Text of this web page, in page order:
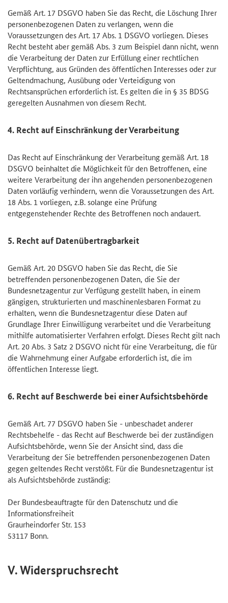
Gemäß Art. 17 DSGVO haben Sie das Recht, die Löschung Ihrer
personenbezogenen Daten zu verlangen, wenn die
Voraussetzungen des Art. 17 Abs. 1 DSGVO vorliegen. Dieses
Recht besteht aber gemäß Abs. 3 zum Beispiel dann nicht, wenn
die Verarbeitung der Daten zur Erfüllung einer rechtlichen
Verpflichtung, aus Gründen des öffentlichen Interesses oder zur
Geltendmachung, Ausübung oder Verteidigung von
Rechtsansprüchen erforderlich ist. Es gelten die in § 35 BDSG
geregelten Ausnahmen von diesem Recht.
4. Recht auf Einschränkung der Verarbeitung
Das Recht auf Einschränkung der Verarbeitung gemäß Art. 18
DSGVO beinhaltet die Möglichkeit für den Betroffenen, eine
weitere Verarbeitung der ihn angehenden personenbezogenen
Daten vorläufig verhindern, wenn die Voraussetzungen des Art.
18 Abs. 1 vorliegen, z.B. solange eine Prüfung
entgegenstehender Rechte des Betroffenen noch andauert.
5. Recht auf Datenübertragbarkeit
Gemäß Art. 20 DSGVO haben Sie das Recht, die Sie
betreffenden personenbezogenen Daten, die Sie der
Bundesnetzagentur zur Verfügung gestellt haben, in einem
gängigen, strukturierten und maschinenlesbaren Format zu
erhalten, wenn die Bundesnetzagentur diese Daten auf
Grundlage Ihrer Einwilligung verarbeitet und die Verarbeitung
mithilfe automatisierter Verfahren erfolgt. Dieses Recht gilt nach
Art. 20 Abs. 3 Satz 2 DSGVO nicht für eine Verarbeitung, die für
die Wahrnehmung einer Aufgabe erforderlich ist, die im
öffentlichen Interesse liegt.
6. Recht auf Beschwerde bei einer Aufsichtsbehörde
Gemäß Art. 77 DSGVO haben Sie - unbeschadet anderer
Rechtsbehelfe - das Recht auf Beschwerde bei der zuständigen
Aufsichtsbehörde, wenn Sie der Ansicht sind, dass die
Verarbeitung der Sie betreffenden personenbezogenen Daten
gegen geltendes Recht verstößt. Für die Bundesnetzagentur ist
als Aufsichtsbehörde zuständig:
Der Bundesbeauftragte für den Datenschutz und die
Informationsfreiheit
Graurheindorfer Str. 153
53117 Bonn.
V. Widerspruchsrecht